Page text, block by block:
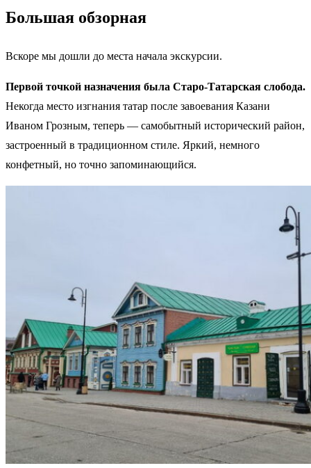
Большая обзорная
Вскоре мы дошли до места начала экскурсии.
Первой точкой назначения была Старо-Татарская слобода.
Некогда место изгнания татар после завоевания Казани
Иваном Грозным, теперь — самобытный исторический район,
застроенный в традиционном стиле. Яркий, немного
конфетный, но точно запоминающийся.